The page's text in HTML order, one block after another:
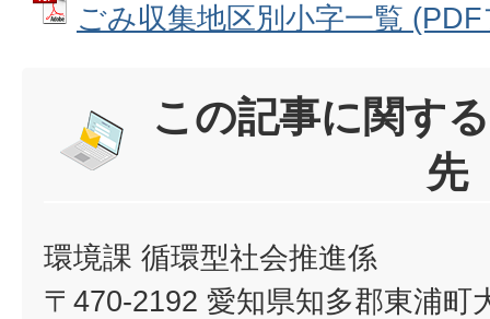
ごみ収集地区別小字一覧
この記事に関す
先
環境課 循環型社会推進係
〒470-2192 愛知県知多郡東浦町